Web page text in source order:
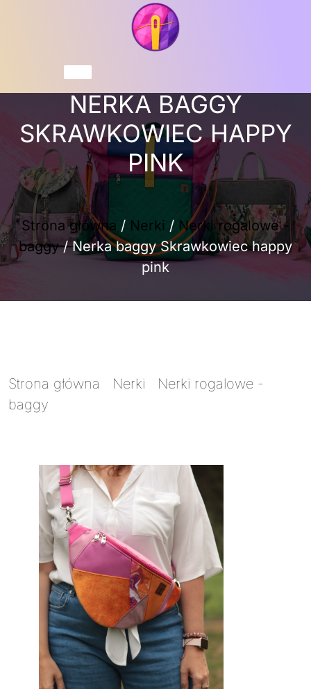
NERKA BAGGY
SKRAWKOWIEC HAPPY
PINK
Strona główna / Nerki / Nerki rogalowe -
baggy/ Nerka baggy Skrawkowiec happy
pink
Strona główna Nerki
Nerki rogalowe -
baggy